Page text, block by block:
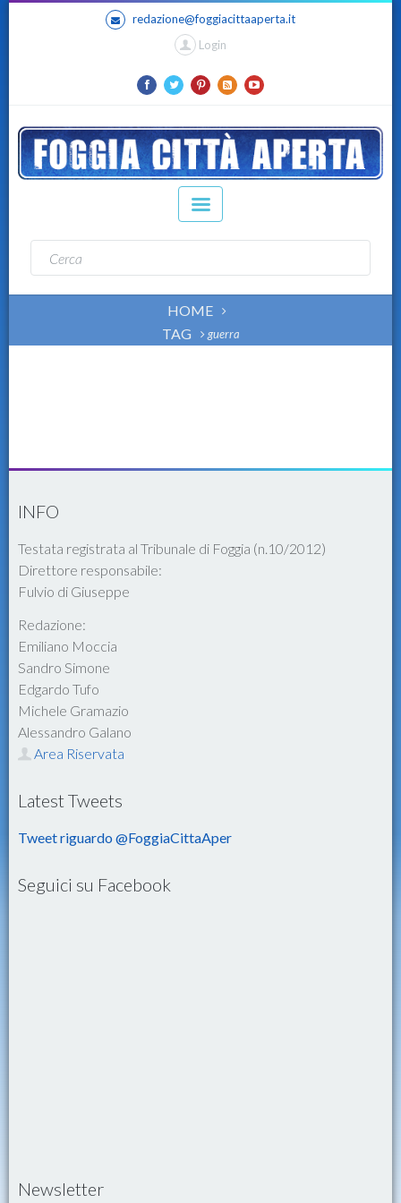
redazione@foggiacittaaperta.it
Login
HOME
TAG
guerra
INFO
Testata registrata al Tribunale di Foggia (n.10/2012)
Direttore responsabile:
Fulvio di Giuseppe
Redazione:
Emiliano Moccia
Sandro Simone
Edgardo Tufo
Michele Gramazio
Alessandro Galano
Area Riservata
Latest Tweets
Tweet riguardo @FoggiaCittaAper
Seguici su Facebook
Newsletter